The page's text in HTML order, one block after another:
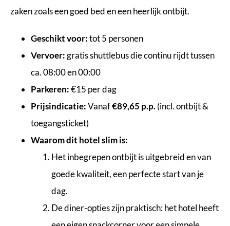
zaken zoals een goed bed en een heerlijk ontbijt.
Geschikt voor:tot 5 personen
Vervoer: gratis shuttlebus die continu rijdt tussen
ca. 08:00 en 00:00
Parkeren:€15 per dag
Prijsindicatie:Vanaf€89,65 p.p.(incl. ontbijt &
toegangsticket)
Waarom dit hotel slim is:
Het inbegrepen ontbijt is uitgebreid en van
goede kwaliteit, een perfecte start van je
dag.
De diner-opties zijn praktisch: het hotel heeft